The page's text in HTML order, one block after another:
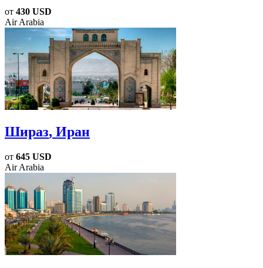
от 430 USD
Air Arabia
Шираз, Иран
от 645 USD
Air Arabia